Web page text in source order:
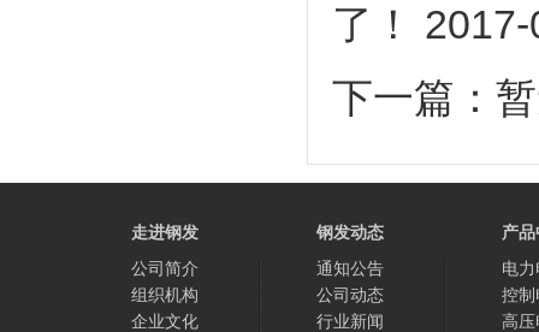
了！
下一篇：
走进钢发
公司简介
组织机构
企业文化
钢发动态
通知公告
公司动态
行业新闻
产
电
控制
高压